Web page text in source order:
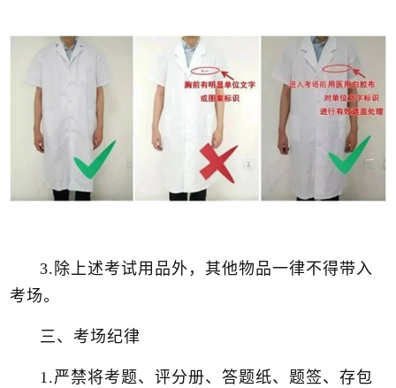
3.除上述考试用品外，其他物品一律不得带入
考场。
三、考场纪律
1.严禁将考题、评分册、答题纸、题签、存包